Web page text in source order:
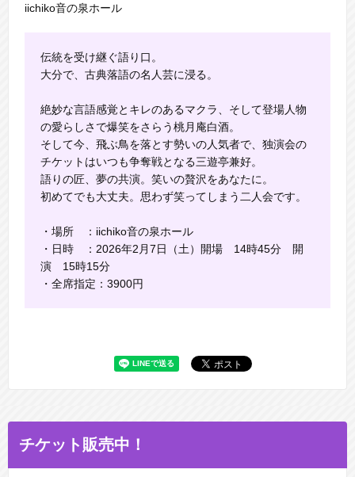
iichiko音の泉ホール
伝統を受け継ぐ語り口。
大分で、古典落語の名人芸に浸る。
絶妙な言語感覚とキレのあるマクラ、そして登場人物
の愛らしさで爆笑をさらう桃月庵白酒。
そして今、飛ぶ鳥を落とす勢いの人気者で、独演会の
チケットはいつも争奪戦となる三遊亭兼好。
語りの匠、夢の共演。笑いの贅沢をあなたに。
初めてでも大丈夫。思わず笑ってしまう二人会です。
・場所 ：iichiko音の泉ホール
・日時 ：2026年2月7日（土）開場 14時45分 開
演 15時15分
・全席指定：3900円
チケット販売中！